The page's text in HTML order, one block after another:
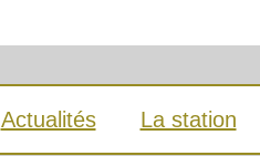
Actualités La station